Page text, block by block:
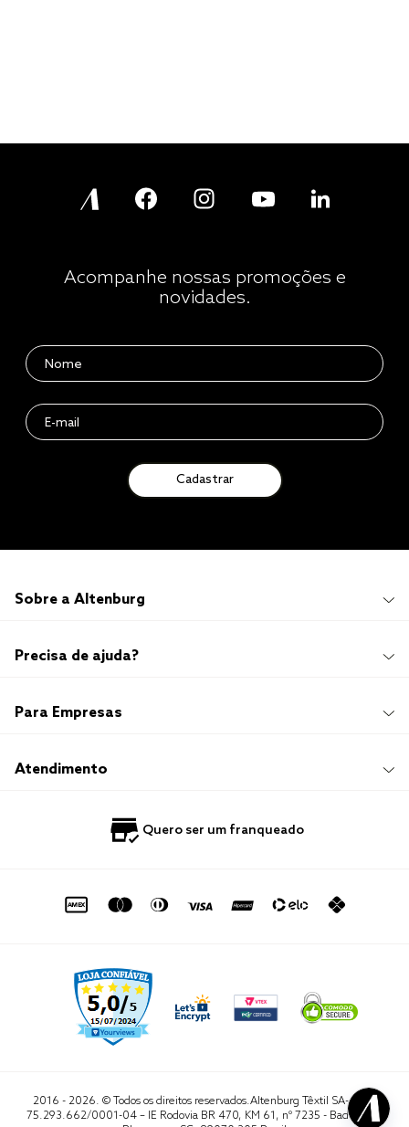
Acompanhe nossas promoções e
novidades.
Cadastrar
Sobre a Altenburg
Institucional
Imprensa
Sustentabilidade
Trabalhe Conosco
Precisa de ajuda?
Promoções e Regulamentos
Compre e Retire em Loja
Política de Privacidade
Para Empresas
Hotelaria
Atendimento
0800 729 1588
sac@altenburg.com.br
Quero ser um franqueado
2016 - 2026. © Todos os direitos reservados.Altenburg Têxtil SA- CNPJ
75.293.662/0001-04 – IE Rodovia BR 470, KM 61, nº 7235 - Badenfurt,